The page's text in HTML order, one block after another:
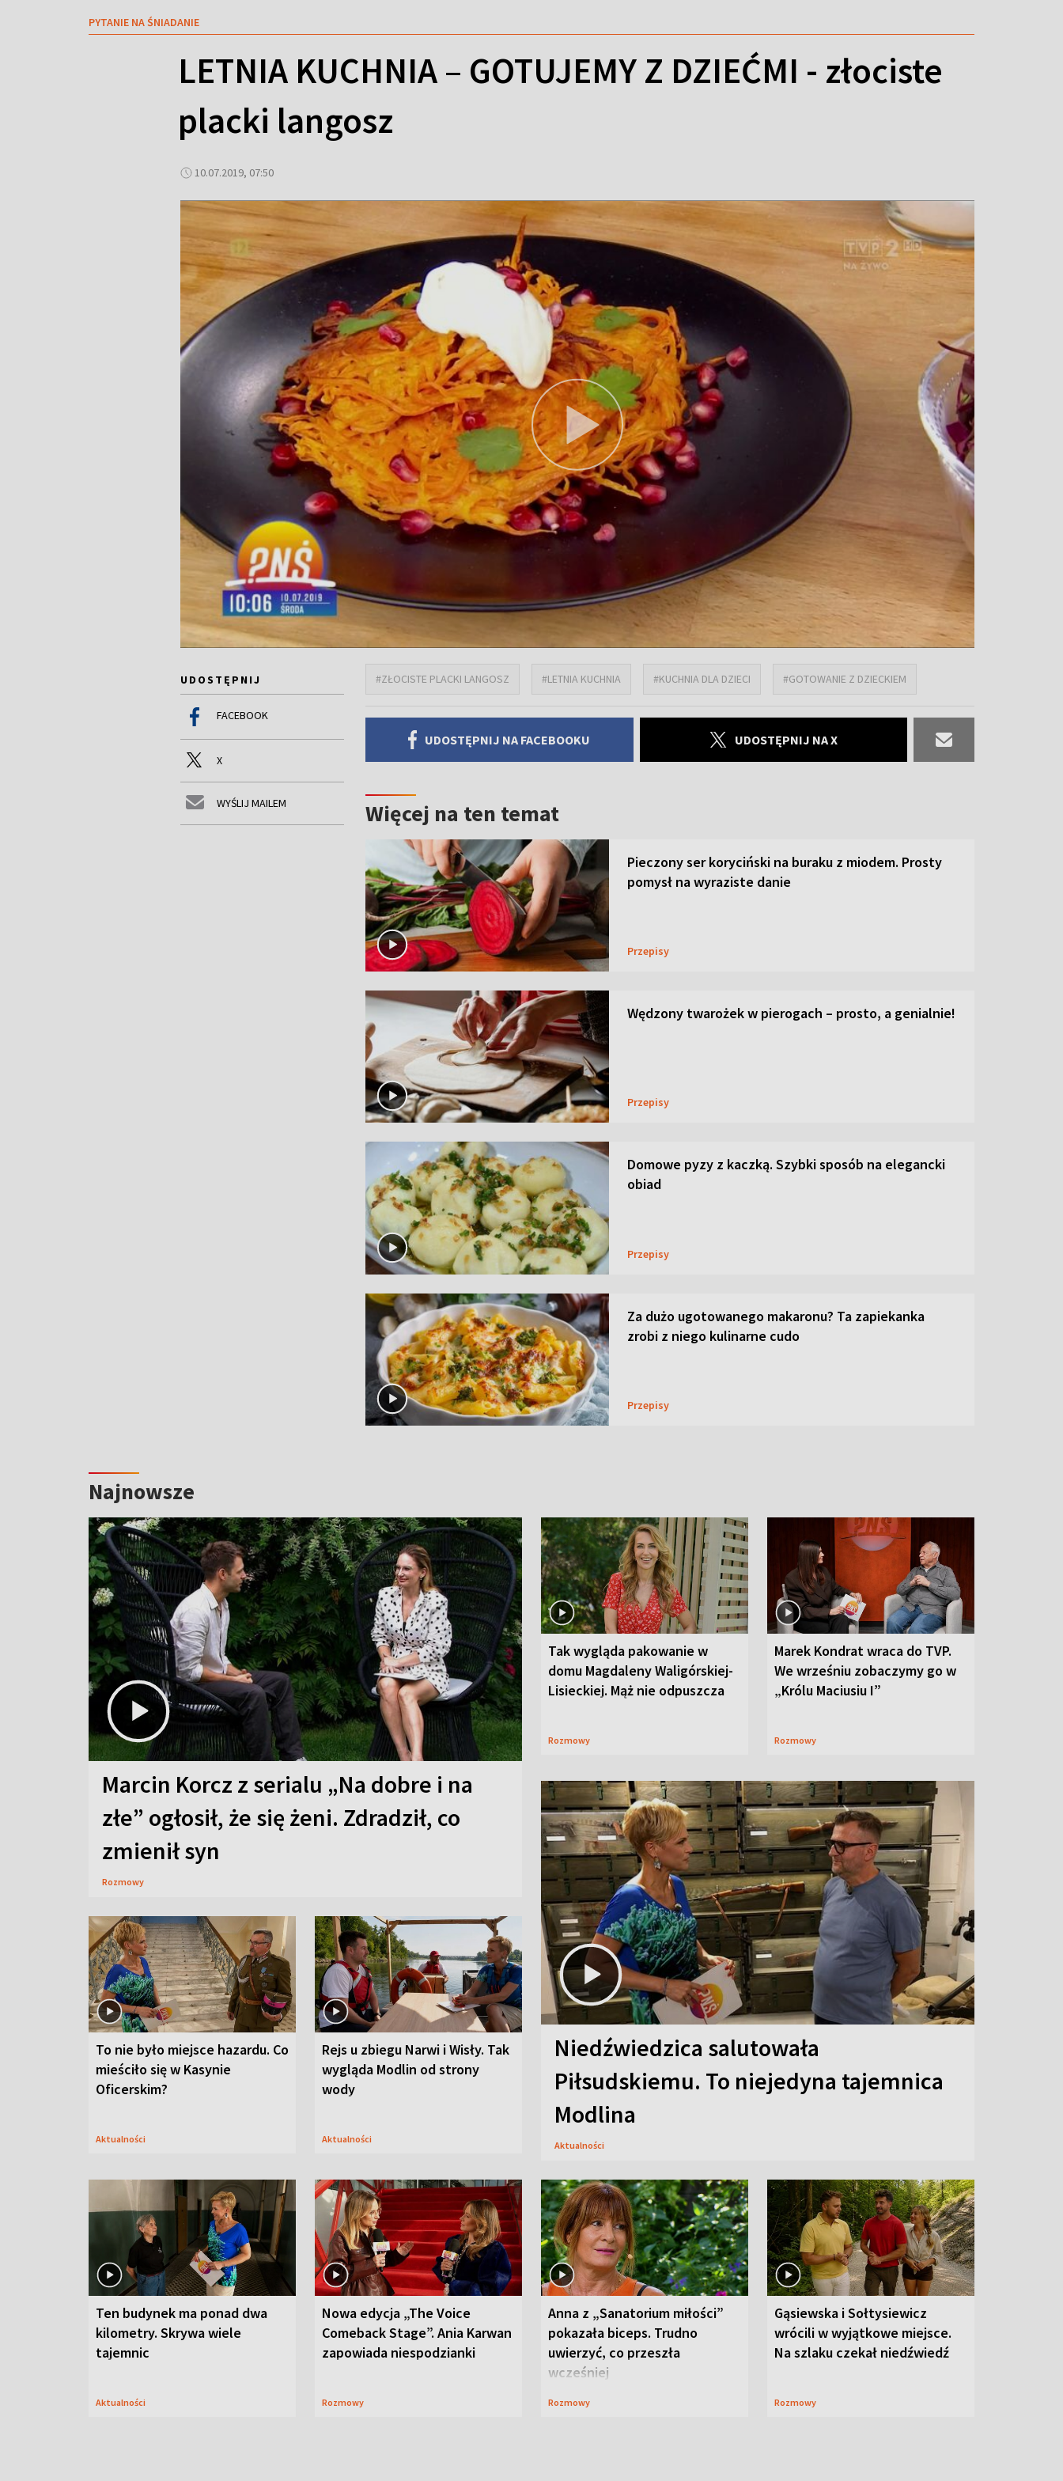
PYTANIE NA ŚNIADANIE
LETNIA KUCHNIA – GOTUJEMY Z DZIEĆMI - złociste
placki langosz
10.07.2019, 07:50
UDOSTĘPNIJ
FACEBOOK
X
WYŚLIJ MAILEM
#ZŁOCISTE PLACKI LANGOSZ #LETNIA KUCHNIA #KUCHNIA DLA DZIECI #GOTOWANIE Z DZIECKIEM
UDOSTĘPNIJ NA FACEBOOKU UDOSTĘPNIJ NA X
Więcej na ten temat
Pieczony ser koryciński na buraku z miodem. Prosty
pomysł na wyraziste danie
Przepisy
Wędzony twarożek w pierogach – prosto, a genialnie!
Przepisy
Domowe pyzy z kaczką. Szybki sposób na elegancki
obiad
Przepisy
Za dużo ugotowanego makaronu? Ta zapiekanka
zrobi z niego kulinarne cudo
Przepisy
Najnowsze
Marcin Korcz z serialu „Na dobre i na
złe” ogłosił, że się żeni. Zdradził, co
zmienił syn
Rozmowy
Tak wygląda pakowanie w
domu Magdaleny Waligórskiej-
Lisieckiej. Mąż nie odpuszcza
Rozmowy
Marek Kondrat wraca do TVP.
We wrześniu zobaczymy go w
„Królu Maciusiu I”
Rozmowy
To nie było miejsce hazardu. Co
mieściło się w Kasynie
Oficerskim?
Aktualności
Rejs u zbiegu Narwi i Wisły. Tak
wygląda Modlin od strony
wody
Aktualności
Niedźwiedzica salutowała
Piłsudskiemu. To niejedyna tajemnica
Modlina
Aktualności
Ten budynek ma ponad dwa
kilometry. Skrywa wiele
tajemnic
Aktualności
Nowa edycja „The Voice
Comeback Stage”. Ania Karwan
zapowiada niespodzianki
Rozmowy
Anna z „Sanatorium miłości”
pokazała biceps. Trudno
uwierzyć, co przeszła
wcześniej
Rozmowy
Gąsiewska i Sołtysiewicz
wrócili w wyjątkowe miejsce.
Na szlaku czekał niedźwiedź
Rozmowy